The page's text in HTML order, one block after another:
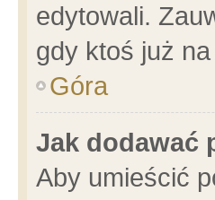
edytowali.
gdy ktoś już
Góra
Jak dodawać
Aby umieścić